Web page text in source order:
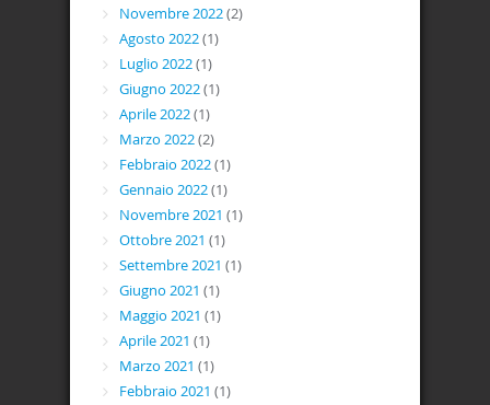
Novembre 2022(2)
Agosto 2022(1)
Luglio 2022(1)
Giugno 2022(1)
Aprile 2022(1)
Marzo 2022(2)
Febbraio 2022(1)
Gennaio 2022(1)
Novembre 2021 (1)
Ottobre 2021 (1)
Settembre 2021 (1)
Giugno 2021 (1)
Maggio 2021 (1)
Aprile 2021 (1)
Marzo 2021 (1)
Febbraio 2021 (1)